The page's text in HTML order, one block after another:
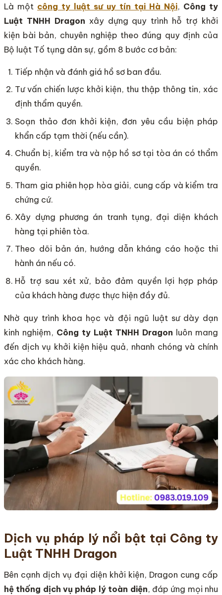
Là một công ty luật sư uy tín tại Hà Nội, Công ty
Luật TNHH Dragon xây dựng quy trình hỗ trợ khởi
kiện bài bản, chuyên nghiệp theo đúng quy định của
Bộ luật Tố tụng dân sự, gồm 8 bước cơ bản:
Tiếp nhận và đánh giá hồ sơ ban đầu.
Tư vấn chiến lược khởi kiện, thu thập thông tin, xác
định thẩm quyền.
Soạn thảo đơn khởi kiện, đơn yêu cầu biện pháp
khẩn cấp tạm thời (nếu cần).
Chuẩn bị, kiểm tra và nộp hồ sơ tại tòa án có thẩm
quyền.
Tham gia phiên họp hòa giải, cung cấp và kiểm tra
chứng cứ.
Xây dựng phương án tranh tụng, đại diện khách
hàng tại phiên tòa.
Theo dõi bản án, hướng dẫn kháng cáo hoặc thi
hành án nếu có.
Hỗ trợ sau xét xử, bảo đảm quyền lợi hợp pháp
của khách hàng được thực hiện đầy đủ.
Nhờ quy trình khoa học và đội ngũ luật sư dày dạn
kinh nghiệm, Công ty Luật TNHH Dragon luôn mang
đến dịch vụ khởi kiện hiệu quả, nhanh chóng và chính
xác cho khách hàng.
Dịch vụ pháp lý nổi bật tại Công ty
Luật TNHH Dragon
Bên cạnh dịch vụ đại diện khởi kiện, Dragon cung cấp
hệ thống dịch vụ pháp lý toàn diện, đáp ứng mọi nhu